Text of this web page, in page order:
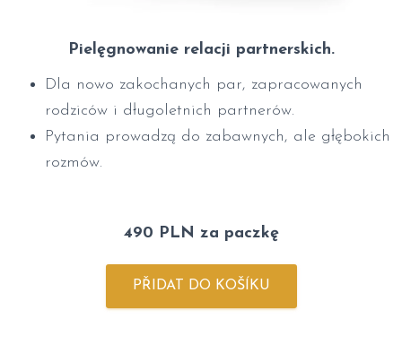
Pielęgnowanie relacji partnerskich.
Dla nowo zakochanych par, zapracowanych
rodziców i długoletnich partnerów.
Pytania prowadzą do zabawnych, ale głębokich
rozmów.
490 PLN za paczkę
PŘIDAT DO KOŠÍKU